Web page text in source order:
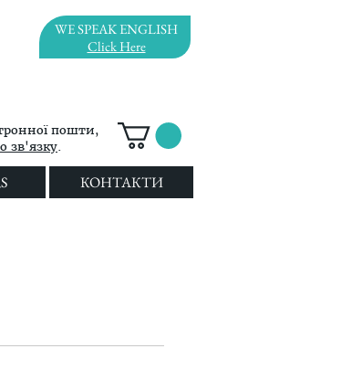
WE SPEAK ENGLISH
Click Here
пошти,
зв'язку.
КОНТАКТИ